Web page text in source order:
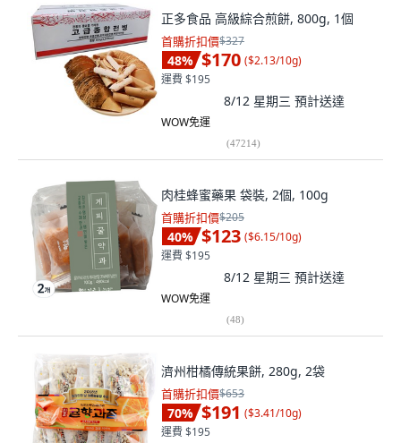
正多食品 高級綜合煎餅, 800g, 1個
首購折扣價$327
48% $170 ($2.13/10g)
運費 $195
8/12 星期三 預計送達
WOW免運
(47214)
肉桂蜂蜜藥果 袋裝, 2個, 100g
首購折扣價$205
40% $123 ($6.15/10g)
運費 $195
8/12 星期三 預計送達
WOW免運
(48)
濟州柑橘傳統果餅, 280g, 2袋
首購折扣價$653
70% $191 ($3.41/10g)
運費 $195